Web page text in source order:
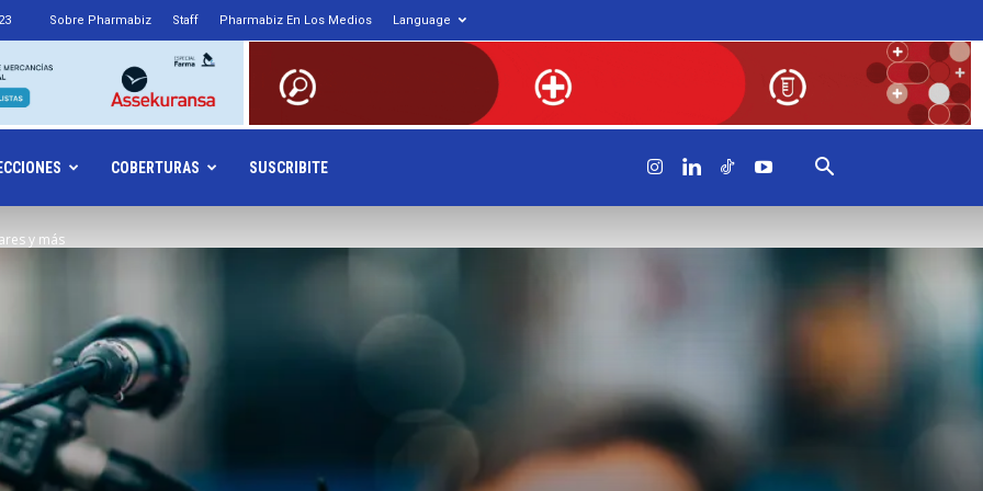
Sobre Pharmabiz Staff Pharmabiz En Los Medios Language
COBERTURAS SUSCRIBITE
y más